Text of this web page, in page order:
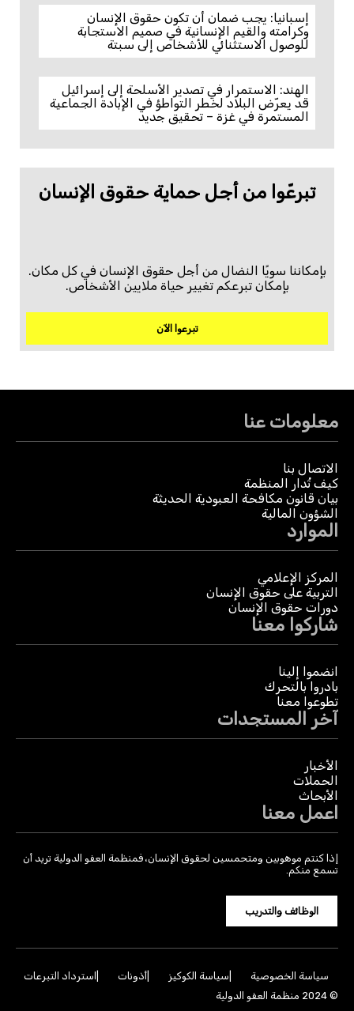
إسبانيا: يجب ضمان أن تكون حقوق الإنسان
وكرامته والقيم الإنسانية في صميم الاستجابة
للوصول الاستثنائي للأشخاص إلى سبتة
الهند: الاستمرار في تصدير الأسلحة إلى إسرائيل
قد يعرّض البلاد لخطر التواطؤ في الإبادة الجماعية
المستمرة في غزة – تحقيق جديد
تبرعّوا من أجل حماية حقوق الإنسان
بإمكاننا سويًا النضال من أجل حقوق الإنسان في كل مكان.
بإمكان تبرعكم تغيير حياة ملايين الأشخاص.
تبرعوا الآن
معلومات عنا
الاتصال بنا
كيف تُدار المنظمة
بيان قانون مكافحة العبودية الحديثة
الشؤون المالية
الموارد
المركز الإعلامي
التربية على حقوق الإنسان
دورات حقوق الإنسان
شاركوا معنا
انضموا إلينا
بادروا بالتحرك
تطوعوا معنا
آخر المستجدات
الأخبار
الحملات
الأبحاث
اعمل معنا
إذا كنتم موهوبين ومتحمسين لحقوق الإنسان، فمنظمة العفو الدولية تريد أن
تسمع منكم.
الوظائف والتدريب
سياسة الخصوصية سياسة الكوكيز أذونات
استرداد التبرعات
© 2024 منظمة العفو الدولية